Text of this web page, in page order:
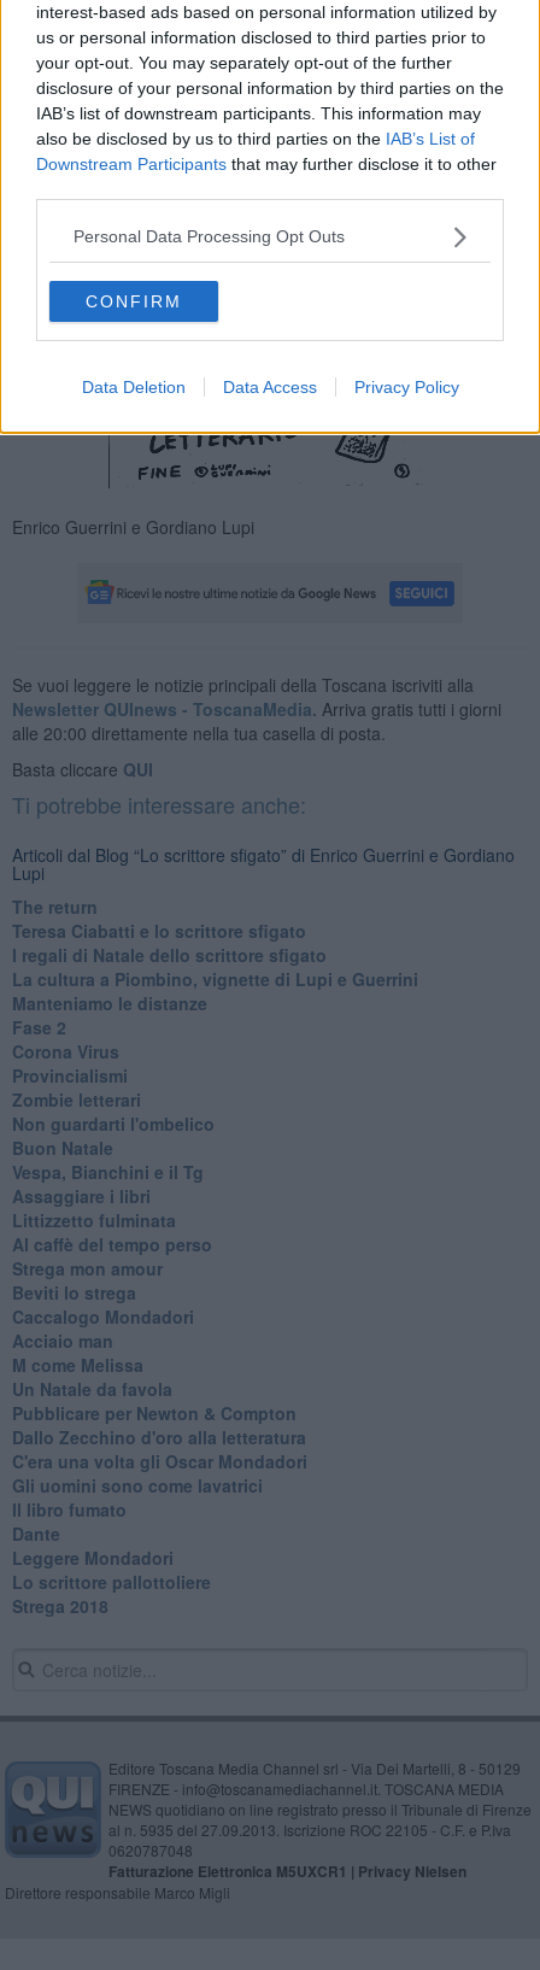
interest-based ads based on personal information utilized by
us or personal information disclosed to third parties prior to
your opt-out. You may separately opt-out of the further
disclosure of your personal information by third parties on the
IAB’s list of downstream participants. This information may
also be disclosed by us to third parties on the IAB’s List of
Downstream Participants that may further disclose it to other
Personal Data Processing Opt Outs
CONFIRM
Data Deletion Data Access Privacy Policy
Enrico Guerrini e Gordiano Lupi
Se vuoi leggere le notizie principali della Toscana iscriviti alla
Newsletter QUInews - ToscanaMedia. Arriva gratis tutti i giorni
alle 20:00 direttamente nella tua casella di posta.
Basta cliccare QUI
Ti potrebbe interessare anche:
Articoli dal Blog “Lo scrittore sfigato” di Enrico Guerrini e Gordiano
Lupi
The return
Teresa Ciabatti e lo scrittore sfigato
I regali di Natale dello scrittore sfigato
La cultura a Piombino, vignette di Lupi e Guerrini
Manteniamo le distanze
Fase 2
Corona Virus
Provincialismi
Zombie letterari
Non guardarti l'ombelico
Buon Natale
Vespa, Bianchini e il Tg
Assaggiare i libri
Littizzetto fulminata
Al caffè del tempo perso
Strega mon amour
Beviti lo strega
Caccalogo Mondadori
Acciaio man
M come Melissa
Un Natale da favola
Pubblicare per Newton & Compton
Dallo Zecchino d'oro alla letteratura
C'era una volta gli Oscar Mondadori
Gli uomini sono come lavatrici
Il libro fumato
Dante
Leggere Mondadori
Lo scrittore pallottoliere
Strega 2018
Editore Toscana Media Channel srl - Via Dei Martelli, 8 - 50129
FIRENZE - info@toscanamediachannel.it. TOSCANA MEDIA
NEWS quotidiano on line registrato presso il Tribunale di Firenze
al n. 5935 del 27.09.2013. Iscrizione ROC 22105 - C.F. e P.Iva
0620787048
Fatturazione Elettronica M5UXCR1 | Privacy Nielsen
Direttore responsabile Marco Migli